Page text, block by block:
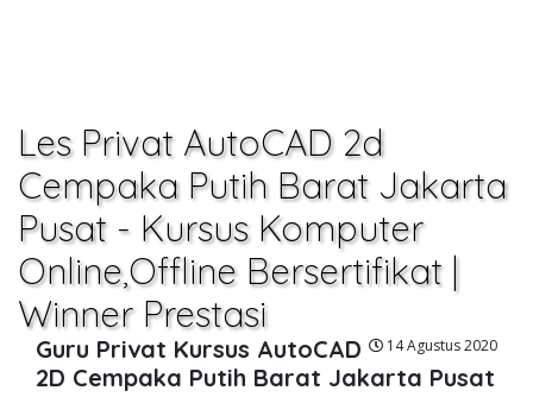
Les Privat AutoCAD 2d
Cempaka Putih Barat Jakarta
Pusat - Kursus Komputer
Online,Offline Bersertifikat |
Winner Prestasi
14 Agustus 2020
Guru Privat Kursus AutoCAD
2D Cempaka Putih Barat Jakarta Pusat